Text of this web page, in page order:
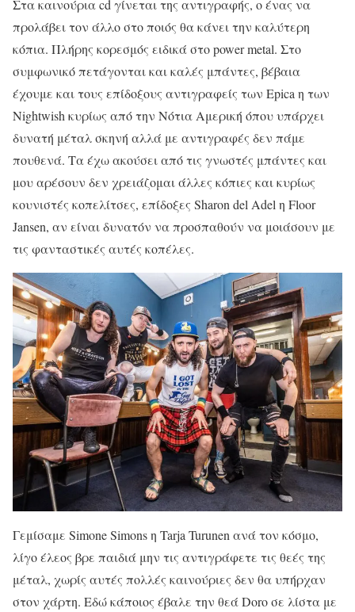
Στα καινούρια cd γίνεται της αντιγραφής, ο ένας να
προλάβει τον άλλο στο ποιός θα κάνει την καλύτερη
κόπια. Πλήρης κορεσμός ειδικά στο power metal. Στο
συμφωνικό πετάγονται και καλές μπάντες, βέβαια
έχουμε και τους επίδοξους αντιγραφείς των Epica η των
Nightwish κυρίως από την Νότια Αμερική όπου υπάρχει
δυνατή μέταλ σκηνή αλλά με αντιγραφές δεν πάμε
πουθενά. Τα έχω ακούσει από τις γνωστές μπάντες και
μου αρέσουν δεν χρειάζομαι άλλες κόπιες και κυρίως
κουνιστές κοπελίτσες, επίδοξες Sharon del Adel η Floor
Jansen, αν είναι δυνατόν να προσπαθούν να μοιάσουν με
τις φανταστικές αυτές κοπέλες.
Γεμίσαμε Simone Simons η Tarja Turunen ανά τον κόσμο,
λίγο έλεος βρε παιδιά μην τις αντιγράφετε τις θεές της
μέταλ, χωρίς αυτές πολλές καινούριες δεν θα υπήρχαν
στον χάρτη. Εδώ κάποιος έβαλε την θεά Doro σε λίστα με